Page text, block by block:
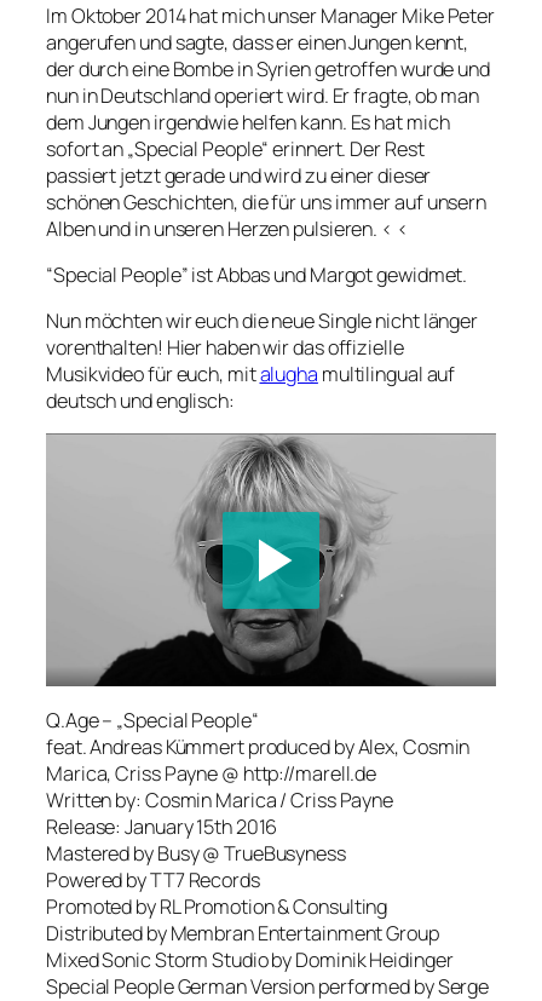
Im Oktober 2014 hat mich unser Manager Mike Peter
angerufen und sagte, dass er einen Jungen kennt,
der durch eine Bombe in Syrien getroffen wurde und
nun in Deutschland operiert wird. Er fragte, ob man
dem Jungen irgendwie helfen kann. Es hat mich
sofort an „Special People“ erinnert. Der Rest
passiert jetzt gerade und wird zu einer dieser
schönen Geschichten, die für uns immer auf unsern
Alben und in unseren Herzen pulsieren. < <
“Special People” ist Abbas und Margot gewidmet.
Nun möchten wir euch die neue Single nicht länger
vorenthalten! Hier haben wir das offizielle
Musikvideo für euch, mitalugha multilingual auf
deutsch und englisch:
Q.Age – „Special People“
feat. Andreas Kümmert produced by Alex, Cosmin
Marica, Criss Payne @ http://marell.de
Written by: Cosmin Marica / Criss Payne
Release: January 15th 2016
Mastered by Busy @ TrueBusyness
Powered by TT7 Records
Promoted by RL Promotion & Consulting
Distributed by Membran Entertainment Group
Mixed Sonic Storm Studio by Dominik Heidinger
Special People German Version performed by Serge